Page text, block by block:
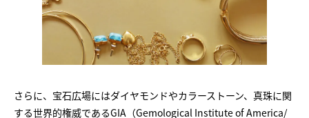
さらに、宝石広場にはダイヤモンドやカラーストーン、真珠に関
する世界的権威であるGIA（Gemological Institute of America/